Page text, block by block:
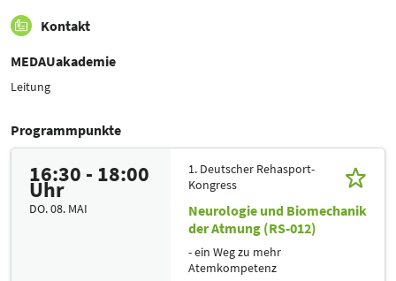
Kontakt
MEDAUakademie
Leitung
Programmpunkte
16:30 - 18:00
Uhr
DO. 08. MAI
1. Deutscher Rehasport-
Kongress
Neurologie und Biomechanik
der Atmung (RS-012)
- ein Weg zu mehr
Atemkompetenz